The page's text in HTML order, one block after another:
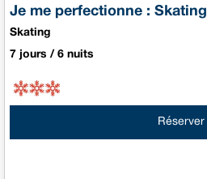
Je me perfectionne :
Skating
7 jours / 6 nuits
Réserver